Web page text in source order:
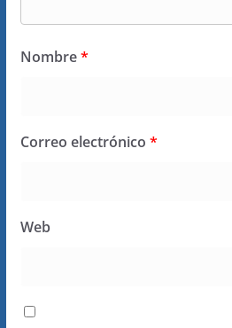
Nombre*
Correo electrónico *
Web